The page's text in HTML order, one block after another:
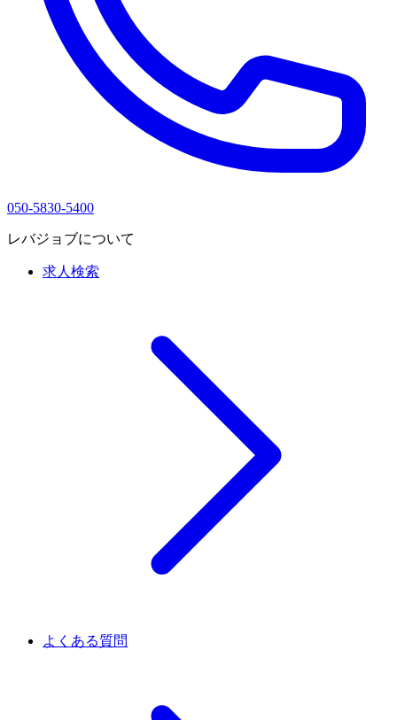
050-5830-5400
レバジョブについて
求人検索
よくある質問